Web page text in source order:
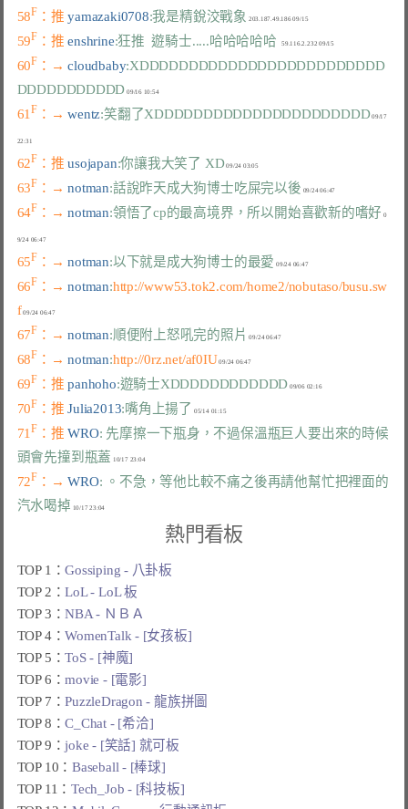
58F ：推 yamazaki0708:我是精銳洨戰象 203.187.49.186 09/15
59F ：推 enshrine:狂推  遊騎士.....哈哈哈哈哈
60F ：→ cloudbaby:XDDDDDDDDDDDDDDDDDDDDDDDDD
DDDDDDDDDDD
09/16 10:54
61F ：→ wentz:笑翻了XDDDDDDDDDDDDDDDDDDDDDD 09/17
62F ：推 usojapan:你讓我大笑了 XD 09/24 03:05
63F ：→ notman:話說昨天成大狗博士吃屎完以後
64F ：→ notman:領悟了cp的最高境界，所以開始喜歡新的嗜好 0
9/24 06:47
65F ：→ notman:以下就是成大狗博士的最愛 09/24 06:47
66F ：→ notman:http://www53.tok2.com/home2/nobutaso/busu.sw
f
09/24 06:47
67F ：→ notman:順便附上怒吼完的照片
68F ：→ notman:http://0rz.net/af0IU 09/24 06:47
69F ：推 panhoho:遊騎士XDDDDDDDDDDDD 09/06 02:16
70F ：推 Julia2013:嘴角上揚了 05/14 01:15
71F ：推 WRO: 先摩擦一下瓶身，不過保溫瓶巨人要出來的時候
頭會先撞到瓶蓋
10/17 23:04
72F ：→ WRO: 。不急，等他比較不痛之後再請他幫忙把裡面的
汽水喝掉
熱門看板
TOP 1：Gossiping - 八卦板
TOP 2：LoL - LoL 板
TOP 3：NBA - ＮＢＡ
TOP 4：WomenTalk - [女孩板]
TOP 5：ToS - [神魔]
TOP 6：movie - [電影]
TOP 7：PuzzleDragon - 龍族拼圖
TOP 8：C_Chat - [希洽]
TOP 9：joke - [笑話] 就可板
TOP 10：Baseball - [棒球]
TOP 11：Tech_Job - [科技板]